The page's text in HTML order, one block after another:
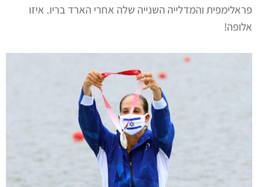
פראלימפית והמדלייה השנייה שלה אחרי הארד בריו. איזו
אלופה!